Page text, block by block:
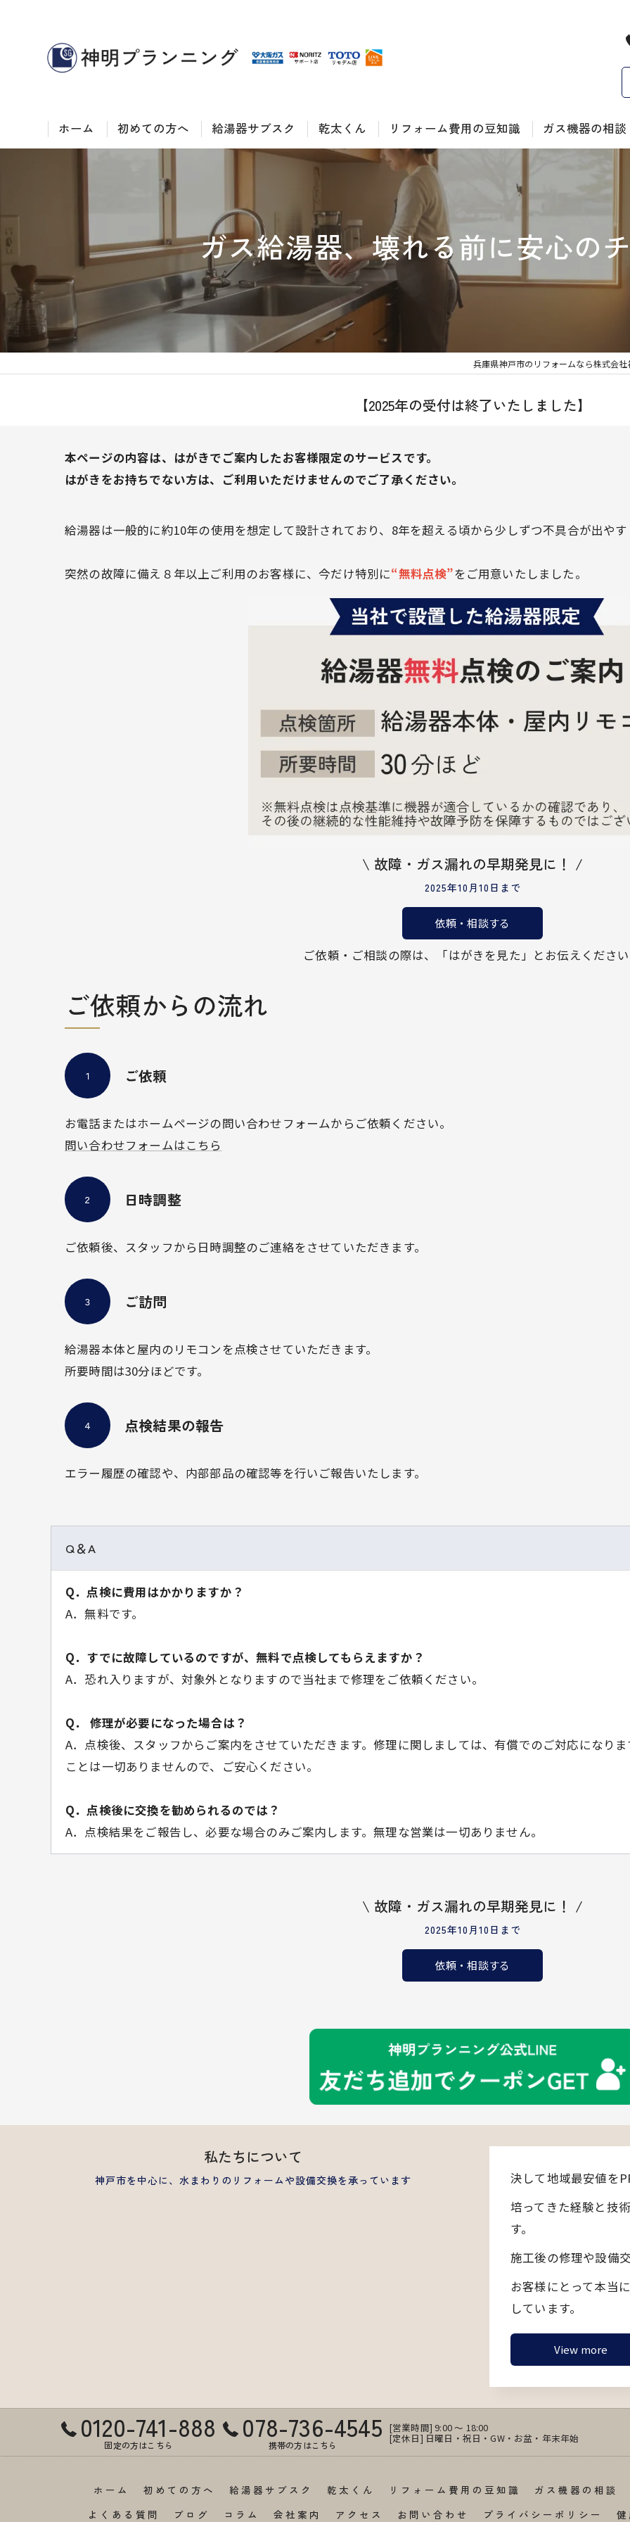
ホーム 初めての方へ
Googleクチコミ
給湯器サブスク 乾太くん リフォーム費用の豆知識
トイレ
キッチン
お風呂
省エネ
ガス機器の相談
ガス給湯器の故障
コンロの故障・交
集合住宅の施工実
ガス給湯器、壊れる前に安心の
兵庫県神戸市のリフォームなら株式会
【2025年の受付は終了いたしました】
本ページの内容は、はがきでご案内したお客様限定のサービスです。
はがきをお持ちでない方は、ご利用いただけませんのでご了承ください。
給湯器は一般的に約10年の使用を想定して設計されており、8年を超える頃から少しずつ不具合が出や
突然の故障に備え８年以上ご利用のお客様に、今だけ特別に“無料点検”をご用意いたしました。
\ 故障・ガス漏れの早期発見に！ /
2025年10月10日まで
依頼・相談する
ご依頼・ご相談の際は、「はがきを見た」とお伝えくださ
ご依頼からの流れ
ご依頼
１
お電話またはホームページの問い合わせフォームからご依頼ください。
問い合わせフォームはこちら
日時調整
２
ご依頼後、スタッフから日時調整のご連絡をさせていただきます。
ご訪問
３
給湯器本体と屋内のリモコンを点検させていただきます。
所要時間は30分ほどです。
点検結果の報告
４
エラー履歴の確認や、内部部品の確認等を行いご報告いたします。
Q＆A
Q．点検に費用はかかりますか？
A．無料です。
Q．すでに故障しているのですが、無料で点検してもらえますか？
A．恐れ入りますが、対象外となりますので当社まで修理をご依頼ください。
Q． 修理が必要になった場合は？
A．点検後、スタッフからご案内をさせていただきます。修理に関しましては、有償でのご対応になり
ことは一切ありませんので、ご安心ください。
Q．点検後に交換を勧められるのでは？
A．点検結果をご報告し、必要な場合のみご案内します。無理な営業は一切ありません。
\ 故障・ガス漏れの早期発見に！ /
2025年10月10日まで
依頼・相談する
私たちについて
神戸市を中心に、水まわりのリフォームや設備交換を承っています
決して地域最安値を
培ってきた経験と技
す。
施工後の修理や設備
お客様にとって本当
しています。
View more
0120-741-888
固定の方はこちら
078-736-4545
携帯の方はこちら
[営業時間] 9:00 ～ 18:00
[定休日] 日曜日・祝日・GW・お盆・年末年始
ホーム 初めての方へ 給湯器サブスク 乾太くん リフォーム費用の豆知識
ガス機器の相談
よくある質問
ブログ コラム 会社案内 アクセス お問い合わせ プライバシーポリシー